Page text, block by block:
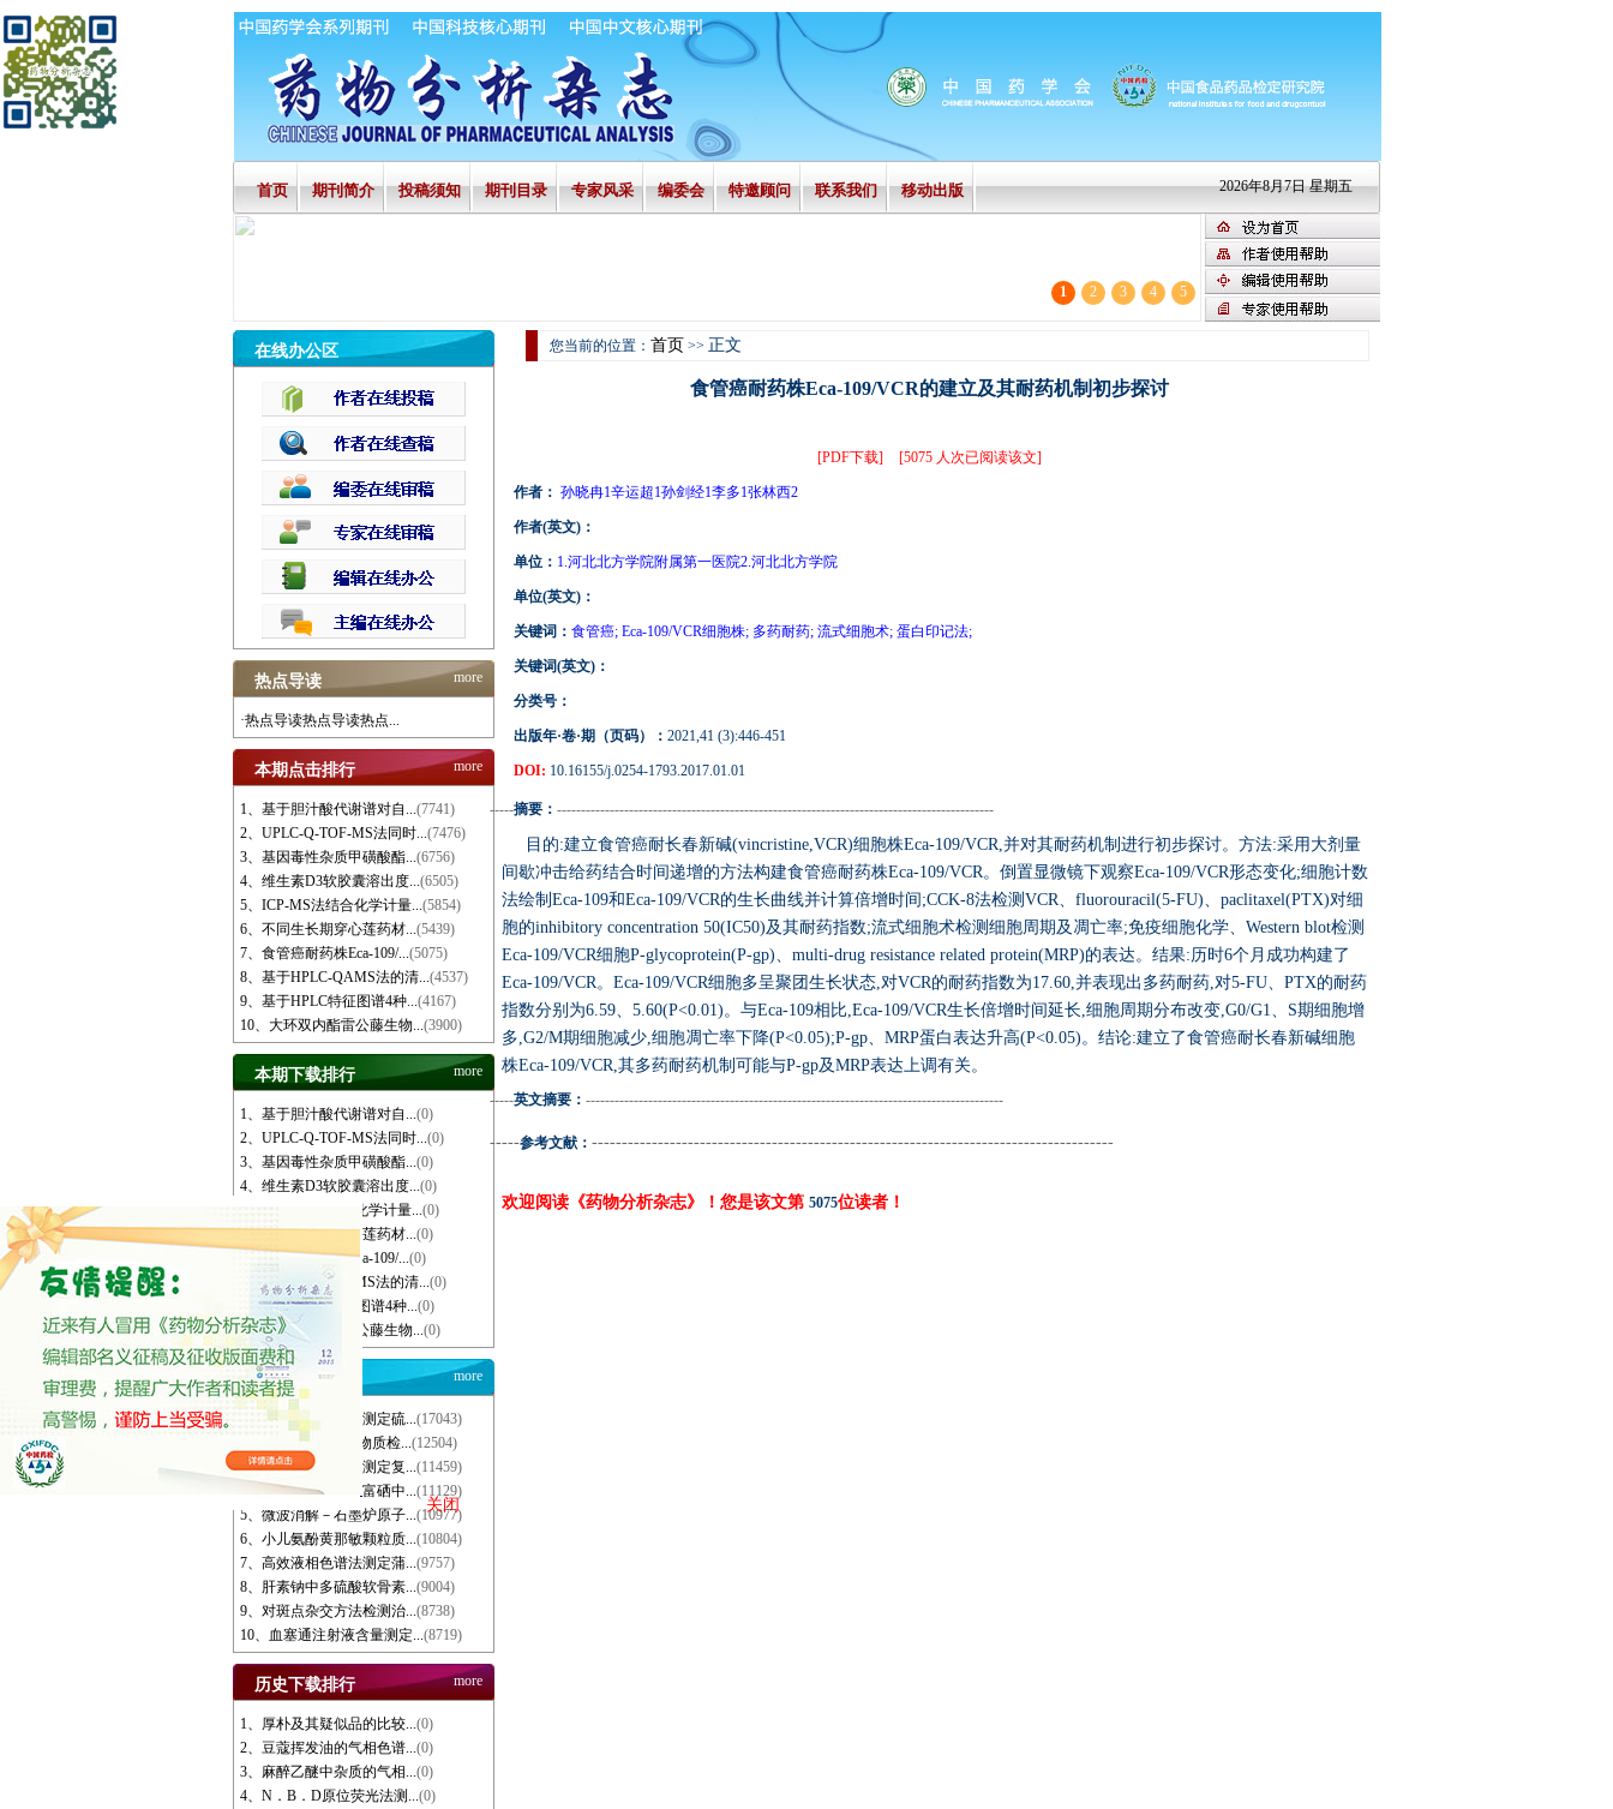
关闭
首页 期刊简介 投稿须知 期刊目录 专家风采 编委会 特邀顾问 联系我们 移动出版 2026年8月7日 星期五
1 2 3 4 5
在线办公区
热点导读 more
·热点导读热点导读热点...
本期点击排行 more
1、基于胆汁酸代谢谱对自...(7741)
2、UPLC-Q-TOF-MS法同时...(7476)
3、基因毒性杂质甲磺酸酯...(6756)
4、维生素D3软胶囊溶出度...(6505)
5、ICP-MS法结合化学计量...(5854)
6、不同生长期穿心莲药材...(5439)
7、食管癌耐药株Eca-109/...(5075)
8、基于HPLC-QAMS法的清...(4537)
9、基于HPLC特征图谱4种...(4167)
10、大环双内酯雷公藤生物...(3900)
本期下载排行 more
1、基于胆汁酸代谢谱对自...(0)
2、UPLC-Q-TOF-MS法同时...(0)
3、基因毒性杂质甲磺酸酯...(0)
4、维生素D3软胶囊溶出度...(0)
5、ICP-MS法结合化学计量...(0)
6、不同生长期穿心莲药材...(0)
7、食管癌耐药株Eca-109/...(0)
8、基于HPLC-QAMS法的清...(0)
9、基于HPLC特征图谱4种...(0)
10、大环双内酯雷公藤生物...(0)
历史点击排行 more
1、高效液相色谱法测定硫...(17043)
2、维生素B12有关物质检...(12504)
3、高效液相色谱法测定复...(11459)
4、催化荧光法测定富硒中...(11129)
5、微波消解－石墨炉原子...(10977)
6、小儿氨酚黄那敏颗粒质...(10804)
7、高效液相色谱法测定蒲...(9757)
8、肝素钠中多硫酸软骨素...(9004)
9、对斑点杂交方法检测治...(8738)
10、血塞通注射液含量测定...(8719)
历史下载排行 more
1、厚朴及其疑似品的比较...(0)
2、豆蔻挥发油的气相色谱...(0)
3、麻醉乙醚中杂质的气相...(0)
4、N．B．D原位荧光法测...(0)
您当前的位置： 首页 >> 正文
食管癌耐药株Eca-109/VCR的建立及其耐药机制初步探讨
[PDF下载] [5075 人次已阅读该文]
作者： 孙晓冉1辛运超1孙剑经1李多1张林西2
作者(英文)：
单位： 1.河北北方学院附属第一医院2.河北北方学院
单位(英文)：
关键词： 食管癌; Eca-109/VCR细胞株; 多药耐药; 流式细胞术; 蛋白印记法;
关键词(英文)：
分类号：
出版年·卷·期（页码）： 2021,41 (3):446-451
DOI: 10.16155/j.0254-1793.2017.01.01
-----摘要： -------------------------------------------------------------------------------------------
目的:建立食管癌耐长春新碱(vincristine,VCR)细胞株Eca-109/VCR,并对其耐药机制进行初步探讨。方法:采用大剂量
间歇冲击给药结合时间递增的方法构建食管癌耐药株Eca-109/VCR。倒置显微镜下观察Eca-109/VCR形态变化;细胞计数
法绘制Eca-109和Eca-109/VCR的生长曲线并计算倍增时间;CCK-8法检测VCR、fluorouracil(5-FU)、paclitaxel(PTX)对细
胞的inhibitory concentration 50(IC50)及其耐药指数;流式细胞术检测细胞周期及凋亡率;免疫细胞化学、Western blot检测
Eca-109/VCR细胞P-glycoprotein(P-gp)、multi-drug resistance related protein(MRP)的表达。结果:历时6个月成功构建了
Eca-109/VCR。Eca-109/VCR细胞多呈聚团生长状态,对VCR的耐药指数为17.60,并表现出多药耐药,对5-FU、PTX的耐药
指数分别为6.59、5.60(P<0.01)。与Eca-109相比,Eca-109/VCR生长倍增时间延长,细胞周期分布改变,G0/G1、S期细胞增
多,G2/M期细胞减少,细胞凋亡率下降(P<0.05);P-gp、MRP蛋白表达升高(P<0.05)。结论:建立了食管癌耐长春新碱细胞
株Eca-109/VCR,其多药耐药机制可能与P-gp及MRP表达上调有关。
-----英文摘要： ---------------------------------------------------------------------------------------
-----参考文献： ---------------------------------------------------------------------------------------
欢迎阅读《药物分析杂志》！您是该文第 5075位读者！